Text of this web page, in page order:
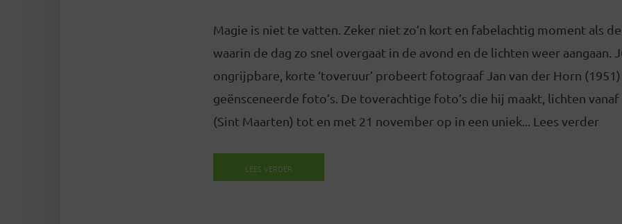
Magie is niet te vatten. Zeker niet zo’n kort en fabelachtig moment als
waarin de dag zo snel overgaat in de avond en de lichten weer aangaan.
ongrijpbare, korte ‘toveruur’ probeert fotograaf Jan van der Horn
geënsceneerde foto’s. De toverachtige foto’s die hij maakt, lichten
(Sint Maarten) tot en met 21 november op in een uniek... Lees verder
LEES VERDER